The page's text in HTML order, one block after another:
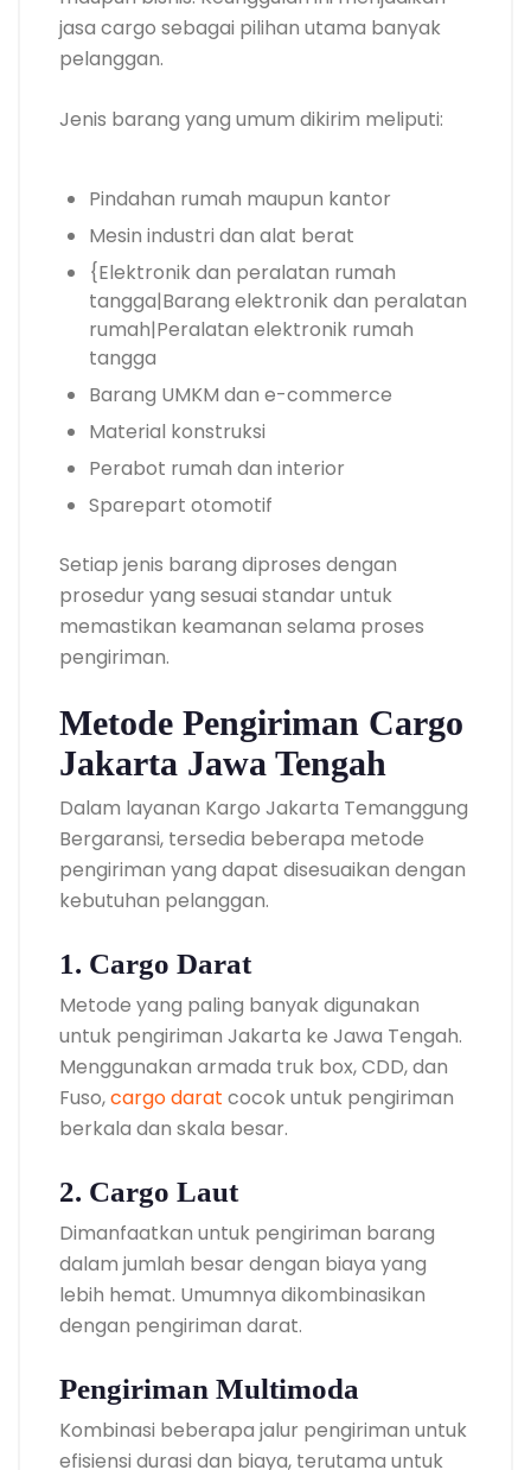
jasa cargo sebagai pilihan utama banyak
pelanggan.
Jenis barang yang umum dikirim meliputi:
Pindahan rumah maupun kantor
Mesin industri dan alat berat
{Elektronik dan peralatan rumah
tangga|Barang elektronik dan peralatan
rumah|Peralatan elektronik rumah
tangga
Barang UMKM dan e-commerce
Material konstruksi
Perabot rumah dan interior
Sparepart otomotif
Setiap jenis barang diproses dengan
prosedur yang sesuai standar untuk
memastikan keamanan selama proses
pengiriman.
Metode Pengiriman Cargo
Jakarta Jawa Tengah
Dalam layanan Kargo Jakarta Temanggung
Bergaransi, tersedia beberapa metode
pengiriman yang dapat disesuaikan dengan
kebutuhan pelanggan.
1. Cargo Darat
Metode yang paling banyak digunakan
untuk pengiriman Jakarta ke Jawa Tengah.
Menggunakan armada truk box, CDD, dan
Fuso,cargo darat cocok untuk pengiriman
berkala dan skala besar.
2. Cargo Laut
Dimanfaatkan untuk pengiriman barang
dalam jumlah besar dengan biaya yang
lebih hemat. Umumnya dikombinasikan
dengan pengiriman darat.
Pengiriman Multimoda
Kombinasi beberapa jalur pengiriman untuk
efisiensi durasi dan biaya, terutama untuk